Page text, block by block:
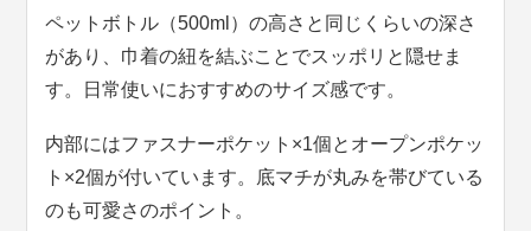
ペットボトル（500ml）の高さと同じくらいの深さ
があり、巾着の紐を結ぶことでスッポリと隠せま
す。日常使いにおすすめのサイズ感です。
内部にはファスナーポケット×1個とオープンポケッ
ト×2個が付いています。底マチが丸みを帯びている
のも可愛さのポイント。